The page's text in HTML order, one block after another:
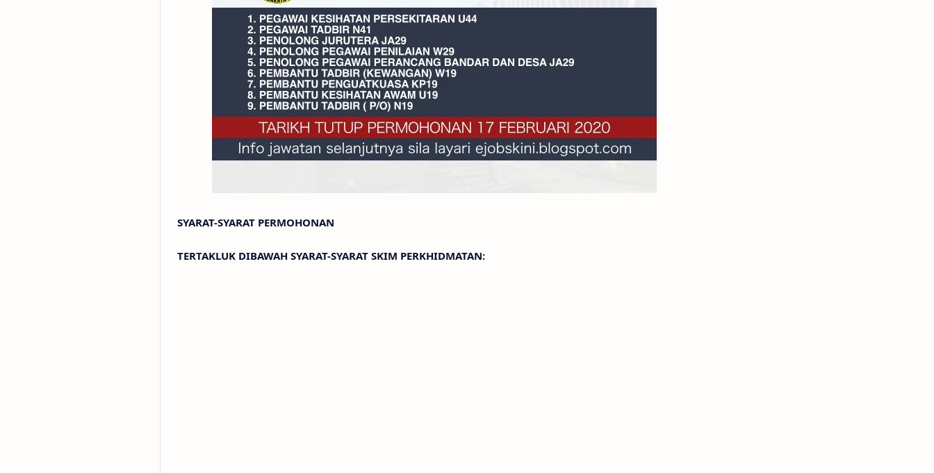
SYARAT-SYARAT PERMOHONAN
TERTAKLUK DIBAWAH SYARAT-SYARAT SKIM PERKHIDMATAN: